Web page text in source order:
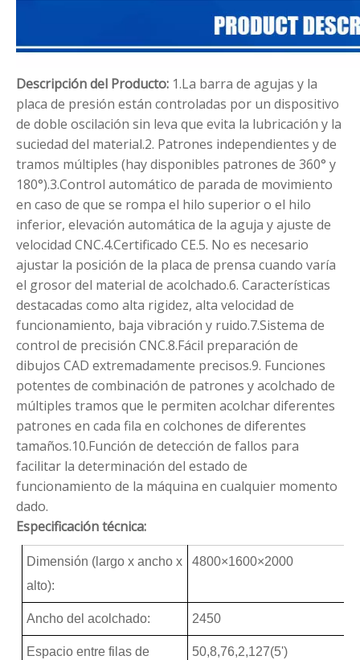
Descripción del Producto: 1.La barra de agujas y la
placa de presión están controladas por un dispositivo
de doble oscilación sin leva que evita la lubricación y la
suciedad del material.2. Patrones independientes y de
tramos múltiples (hay disponibles patrones de 360° y
180°).3.Control automático de parada de movimiento
en caso de que se rompa el hilo superior o el hilo
inferior, elevación automática de la aguja y ajuste de
velocidad CNC.4.Certificado CE.5. No es necesario
ajustar la posición de la placa de prensa cuando varía
el grosor del material de acolchado.6. Características
destacadas como alta rigidez, alta velocidad de
funcionamiento, baja vibración y ruido.7.Sistema de
control de precisión CNC.8.Fácil preparación de
dibujos CAD extremadamente precisos.9. Funciones
potentes de combinación de patrones y acolchado de
múltiples tramos que le permiten acolchar diferentes
patrones en cada fila en colchones de diferentes
tamaños.10.Función de detección de fallos para
facilitar la determinación del estado de
funcionamiento de la máquina en cualquier momento
dado.
Especificación técnica:
Dimensión (largo x ancho x
alto):
4800×1600×2000
Ancho del acolchado: 2450
Espacio entre filas de 50,8,76,2,127(5')